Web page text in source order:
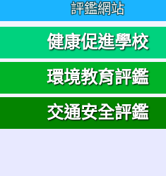
評鑑網站
健康促進學校
環境教育評鑑
交通安全評鑑